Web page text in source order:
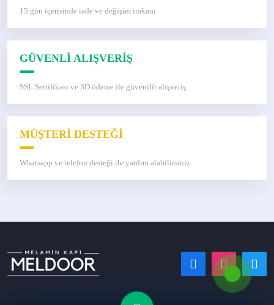
15 gün içerisinde iade ve değişim imkanı.
GÜVENLİ ALIŞVERİŞ
SSL Sertifikası ve 3D ödeme ile güvenilir alışveriş.
MÜŞTERİ DESTEĞİ
Whatsapp ve telefon desteği ile yardım alabilirsiniz.